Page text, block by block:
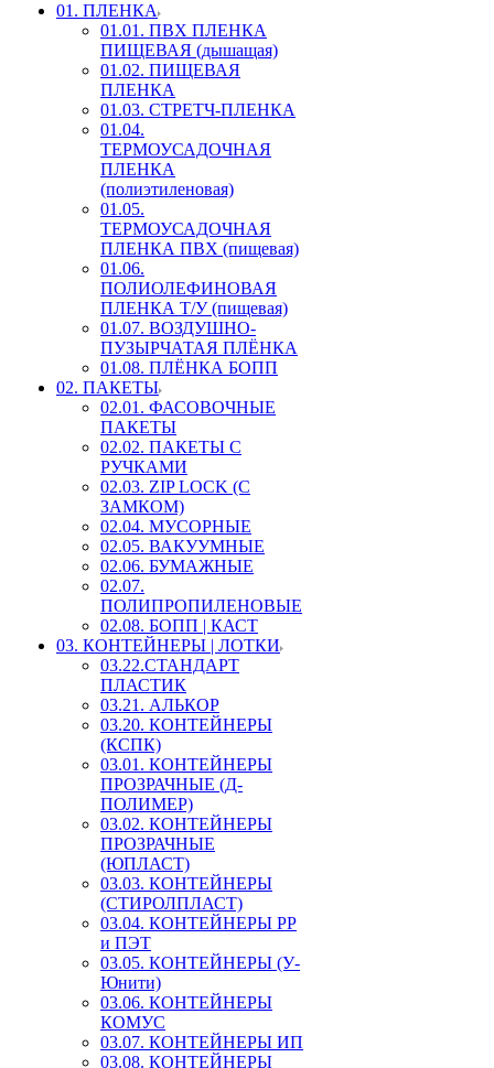
01. ПЛЕНКА
01.01. ПВХ ПЛЕНКА
ПИЩЕВАЯ (дышащая)
01.02. ПИЩЕВАЯ
ПЛЕНКА
01.03. СТРЕТЧ-ПЛЕНКА
01.04.
ТЕРМОУСАДОЧНАЯ
ПЛЕНКА
(полиэтиленовая)
01.05.
ТЕРМОУСАДОЧНАЯ
ПЛЕНКА ПВХ (пищевая)
01.06.
ПОЛИОЛЕФИНОВАЯ
ПЛЕНКА Т/У (пищевая)
01.07. ВОЗДУШНО-
ПУЗЫРЧАТАЯ ПЛЁНКА
01.08. ПЛЁНКА БОПП
02. ПАКЕТЫ
02.01. ФАСОВОЧНЫЕ
ПАКЕТЫ
02.02. ПАКЕТЫ С
РУЧКАМИ
02.03. ZIP LOСK (С
ЗАМКОМ)
02.04. МУСОРНЫЕ
02.05. ВАКУУМНЫЕ
02.06. БУМАЖНЫЕ
02.07.
ПОЛИПРОПИЛЕНОВЫЕ
02.08. БОПП | КАСТ
03. КОНТЕЙНЕРЫ | ЛОТКИ
03.22.СТАНДАРТ
ПЛАСТИК
03.21. АЛЬКОР
03.20. КОНТЕЙНЕРЫ
(КСПК)
03.01. КОНТЕЙНЕРЫ
ПРОЗРАЧНЫЕ (Д-
ПОЛИМЕР)
03.02. КОНТЕЙНЕРЫ
ПРОЗРАЧНЫЕ
(ЮПЛАСТ)
03.03. КОНТЕЙНЕРЫ
(СТИРОЛПЛАСТ)
03.04. КОНТЕЙНЕРЫ РР
и ПЭТ
03.05. КОНТЕЙНЕРЫ (У-
Юнити)
03.06. КОНТЕЙНЕРЫ
КОМУС
03.07. КОНТЕЙНЕРЫ ИП
03.08. КОНТЕЙНЕРЫ